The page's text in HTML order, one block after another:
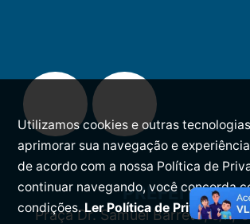
PREFEITURA
Praça Dr. Samuel Barreto, s/n,
Utilizamos cookies e outras
aprimorar sua navegação e
de acordo com a nossa Política de
continuar navegando, você concorda
condições.Ler Política de Privacidade.